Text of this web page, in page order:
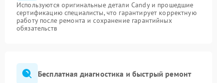
Используются оригинальные детали Candy и прошедшие
сертификацию специалисты, что гарантирует корректную
работу после ремонта и сохранение гарантийных
обязательств
Бесплатная диагностика и быстрый ремонт